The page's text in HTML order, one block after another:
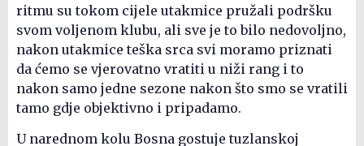
ritmu su tokom cijele utakmice pružali podršku
svom voljenom klubu, ali sve je to bilo nedovoljno,
nakon utakmice teška srca svi moramo priznati
da ćemo se vjerovatno vratiti u niži rang i to
nakon samo jedne sezone nakon što smo se vratili
tamo gdje objektivno i pripadamo.
U narednom kolu Bosna gostuje tuzlanskoj